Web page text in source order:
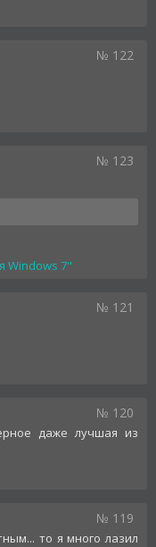
№ 122
№ 123
Windows 7"
№ 121
№ 120
даже лучшая из
№ 119
то я много лазил